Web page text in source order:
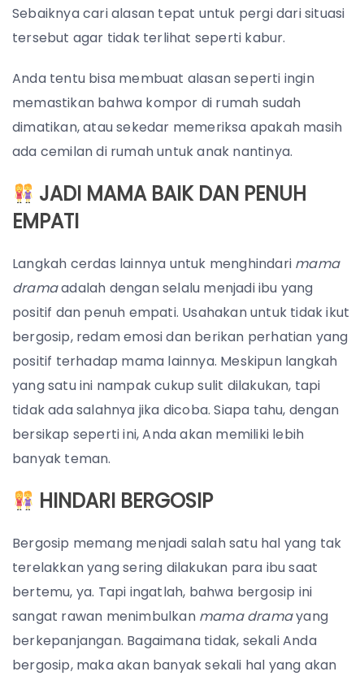
Sebaiknya cari alasan tepat untuk pergi dari situasi
tersebut agar tidak terlihat seperti kabur.
Anda tentu bisa membuat alasan seperti ingin
memastikan bahwa kompor di rumah sudah
dimatikan, atau sekedar memeriksa apakah masih
ada cemilan di rumah untuk anak nantinya.
JADI MAMA BAIK DAN PENUH
EMPATI
Langkah cerdas lainnya untuk menghindari mama
dramaadalah dengan selalu menjadi ibu yang
positif dan penuh empati. Usahakan untuk tidak ikut
bergosip, redam emosi dan berikan perhatian yang
positif terhadap mama lainnya. Meskipun langkah
yang satu ini nampak cukup sulit dilakukan, tapi
tidak ada salahnya jika dicoba. Siapa tahu, dengan
bersikap seperti ini, Anda akan memiliki lebih
banyak teman.
HINDARI BERGOSIP
Bergosip memang menjadi salah satu hal yang tak
terelakkan yang sering dilakukan para ibu saat
bertemu, ya. Tapi ingatlah, bahwa bergosip ini
sangat rawan menimbulkan mama dramayang
berkepanjangan. Bagaimana tidak, sekali Anda
bergosip, maka akan banyak sekali hal yang akan